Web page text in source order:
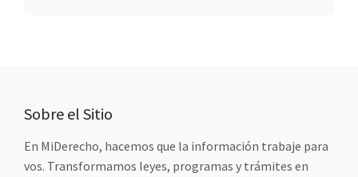
Sobre el Sitio
En MiDerecho, hacemos que la información trabaje para
vos. Transformamos leyes, programas y trámites en